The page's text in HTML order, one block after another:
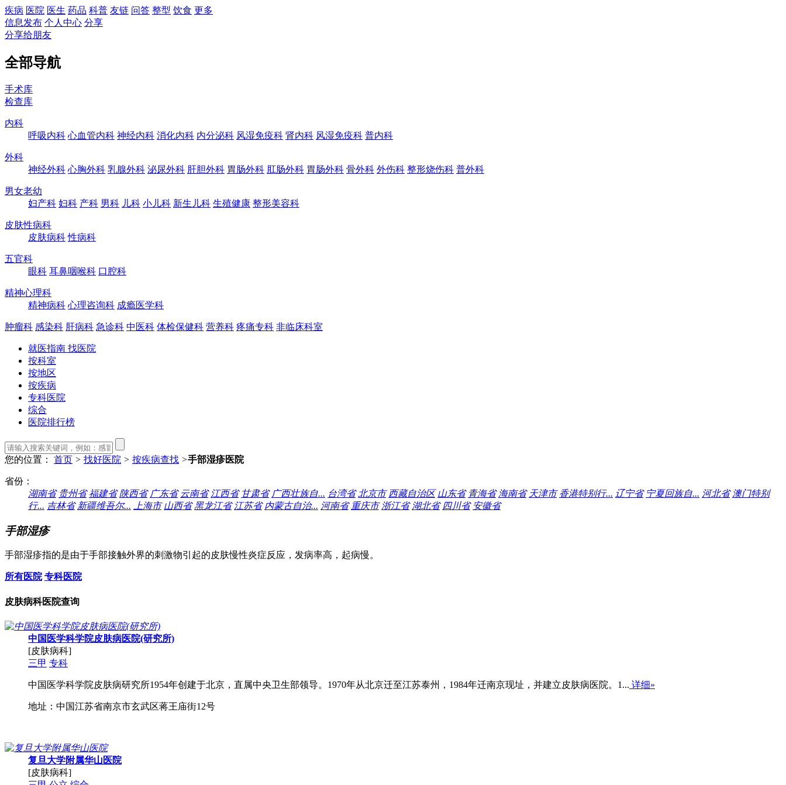
疾病 医院 医生 药品 科普 友链 问答 整型 饮食 更多
信息发布 个人中心 分享
分享给朋友
全部导航
手术库
检查库
内科
呼吸内科 心血管内科 神经内科 消化内科 内分泌科 风湿免疫科 肾内科 风湿免疫科 普内科
外科
神经外科 心胸外科 乳腺外科 泌尿外科 肝胆外科 胃肠外科 肛肠外科 胃肠外科 骨外科 外伤科 整形烧伤科 普外科
男女老幼
妇产科 妇科 产科 男科 儿科 小儿科 新生儿科 生殖健康 整形美容科
皮肤性病科
皮肤病科 性病科
五官科
眼科 耳鼻咽喉科 口腔科
精神心理科
精神病科 心理咨询科 成瘾医学科
肿瘤科 感染科 肝病科 急诊科 中医科 体检保健科 营养科 疼痛专科 非临床科室
就医指南 找医院
按科室
按地区
按疾病
专科医院
综合
医院排行榜
您的位置： 首页 > 找好医院 > 按疾病查找 >手部湿疹医院
省份：
湖南省 贵州省 福建省 陕西省 广东省 云南省 江西省 甘肃省 广西壮族自... 台湾省 北京市 西藏自治区 山东省 青海省 海南省 天津市 香港特别行... 辽宁省 宁夏回族自... 河北省 澳门特别
行... 吉林省 新疆维吾尔... 上海市 山西省 黑龙江省 江苏省 内蒙古自治... 河南省 重庆市 浙江省 湖北省 四川省 安徽省
手部湿疹
手部湿疹指的是由于手部接触外界的刺激物引起的皮肤慢性炎症反应，发病率高，起病慢。
所有医院 专科医院
皮肤病科医院查询
中国医学科学院皮肤病医院(研究所)
[皮肤病科]
三甲 专科
中国医学科学院皮肤病研究所1954年创建于北京，直属中央卫生部领导。1970年从北京迁至江苏泰州，1984年迁南京现址，并建立皮肤病医院。1... 详细»
地址：中国江苏省南京市玄武区蒋王庙街12号
复旦大学附属华山医院
[皮肤病科]